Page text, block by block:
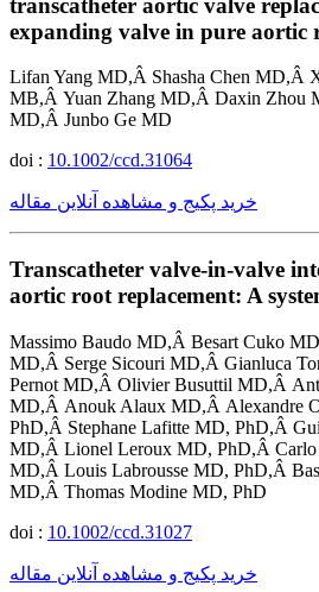
expanding valve in pure aortic
Lifan Yang MD,Â Shasha Chen MD,Â
MB,Â Yuan Zhang MD,Â Daxin Zhou
MD,Â Junbo Ge MD
doi : 10.1002/ccd.31064
خرید پکیج و مشاهده آنلاین مقاله
Transcatheter valve-in-valve
aortic root replacement: A
Massimo Baudo MD,Â Besart Cuko
MD,Â Serge Sicouri MD,Â Gianluca
Pernot MD,Â Olivier Busuttil MD,Â
MD,Â Anouk Alaux MD,Â Alexandre
PhD,Â Stephane Lafitte MD, PhD,Â
MD,Â Lionel Leroux MD, PhD,Â Carlo
MD,Â Louis Labrousse MD, PhD,Â
MD,Â Thomas Modine MD, PhD
doi : 10.1002/ccd.31027
خرید پکیج و مشاهده آنلاین مقاله